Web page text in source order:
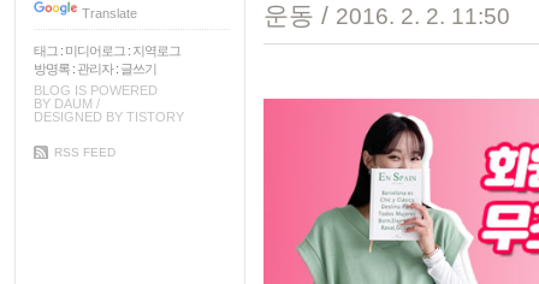
Translate
태그 : 미디어로그 : 지역로그
방명록 : 관리자: 글쓰기
BLOG IS POWERED
BY DAUM /
DESIGNED BY TISTORY
RSS FEED
운동 / 2016. 2. 2. 11:50